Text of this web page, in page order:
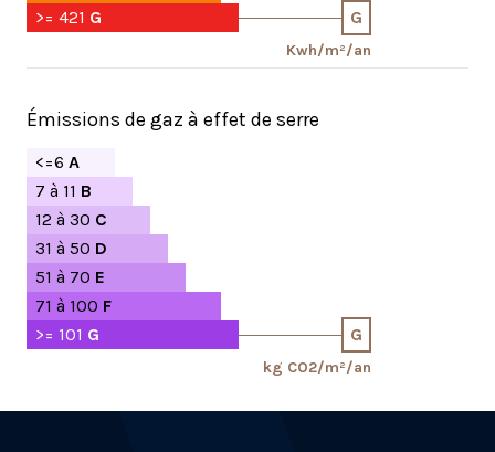
>= 421 G G
Kwh/m²/an
Émissions de gaz à effet de serre
<=6 A
7 à 11 B
12 à 30 C
31 à 50 D
51 à 70 E
71 à 100 F
>= 101 G G
kg CO2/m²/an